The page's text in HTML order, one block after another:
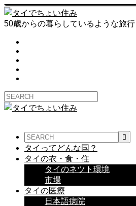
50歳からの暮らしているような旅
タイってどんな国？
タイの衣・食・住
タイのネツト環境
市場
タイの医療
日本語病院